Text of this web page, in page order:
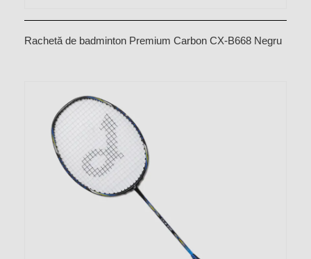
Rachetă de badminton Premium Carbon CX-B668 Negru